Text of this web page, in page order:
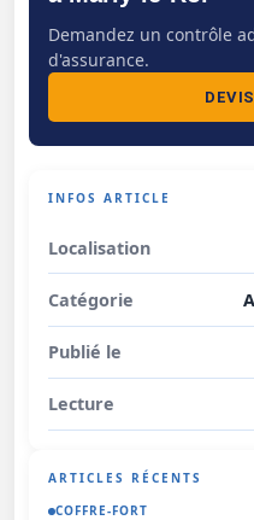
Demandez un contrôle
d'assurance.
INFOS ARTICLE
Localisation
Catégorie
Publié le
Lecture
ARTICLES RÉCENTS
COFFRE-FORT